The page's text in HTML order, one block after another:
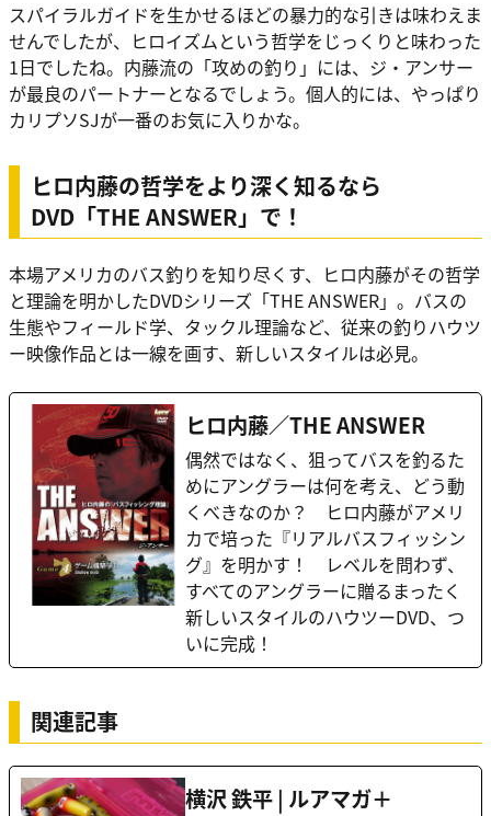
スパイラルガイドを生かせるほどの暴力的な引きは味わえま
せんでしたが、ヒロイズムという哲学をじっくりと味わった
1日でしたね。内藤流の「攻めの釣り」には、ジ・アンサー
が最良のパートナーとなるでしょう。個人的には、やっぱり
カリプソSJが一番のお気に入りかな。
ヒロ内藤の哲学をより深く知るなら
DVD「THE ANSWER」で！
本場アメリカのバス釣りを知り尽くす、ヒロ内藤がその哲学
と理論を明かしたDVDシリーズ「THE ANSWER」。バスの
生態やフィールド学、タックル理論など、従来の釣りハウツ
ー映像作品とは一線を画す、新しいスタイルは必見。
ヒロ内藤／THE ANSWER
偶然ではなく、狙ってバスを釣るた
めにアングラーは何を考え、どう動
くべきなのか？ ヒロ内藤がアメリ
カで培った『リアルバスフィッシン
グ』を明かす！ レベルを問わず、
すべてのアングラーに贈るまったく
新しいスタイルのハウツーDVD、つ
いに完成！
関連記事
横沢 鉄平 | ルアマガ＋